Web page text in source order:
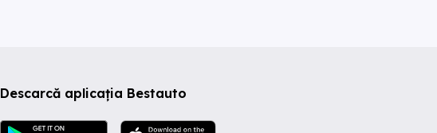
Descarcă aplicația Bestauto